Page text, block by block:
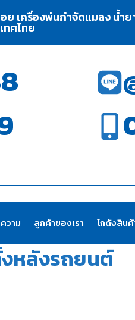
ครื่องพ่นกำจัดแมลง น้ำย
ทศไทย
วาม ลูกค้าของเรา โกดังสินค้
หลังรถยนต์